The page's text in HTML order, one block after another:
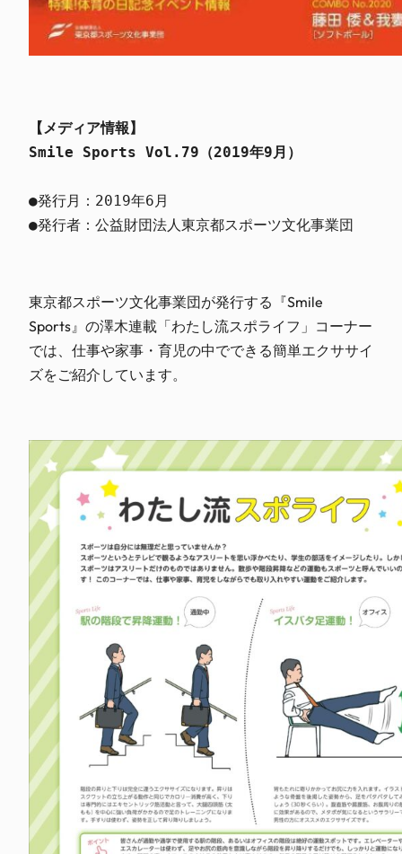
【メディア情報】
Smile Sports Vol.79（2019年9月）
●発行月：2019年6月
●発行者：公益財団法人東京都スポーツ文化事業団
東京都スポーツ文化事業団が発行する『Smile
Sports』の澤木連載「わたし流スポライフ」コーナー
では、仕事や家事・育児の中でできる簡単エクササイ
ズをご紹介しています。